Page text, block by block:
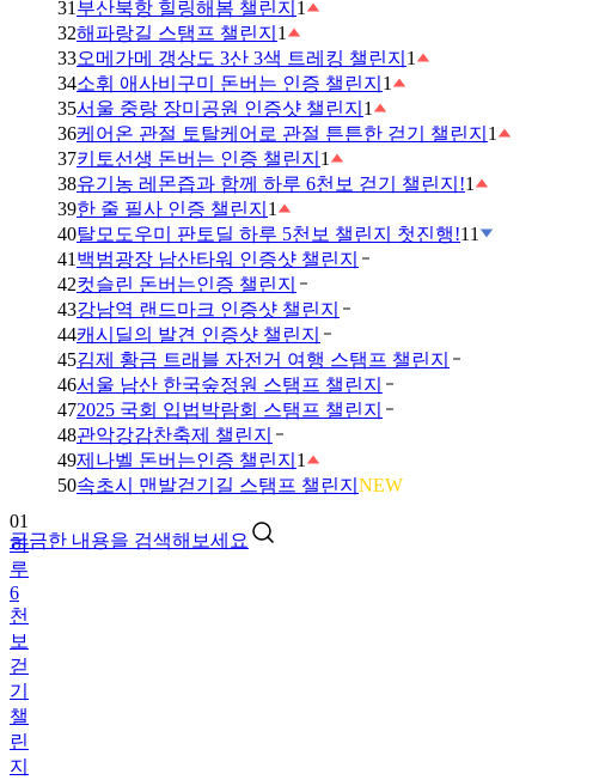
31 부산북항 힐링해봄 챌린지 1
32해파랑길 스탬프 챌린지 1
33오메가메 갱상도 3산 3색 트레킹 챌린지 1
34소휘 애사비구미 돈버는 인증 챌린지 1
35서울 중랑 장미공원 인증샷 챌린지 1
36케어온 관절 토탈케어로 관절 튼튼한 걷기 챌린지 1
37키토선생 돈버는 인증 챌린지 1
38유기농 레몬즙과 함께 하루 6천보 걷기 챌린지!1
39한 줄 필사 인증 챌린지 1
40탈모도우미 판토딜 하루 5천보 챌린지 첫진행!11
41 백범광장 남산타워 인증샷 챌린지
42컷슬린 돈버는인증 챌린지
43강남역 랜드마크 인증샷 챌린지
44캐시딜의 발견 인증샷 챌린지
45김제 황금 트래블 자전거 여행 스탬프 챌린지
46서울 남산 한국숲정원 스탬프 챌린지
472025 국회 입법박람회 스탬프 챌린지
48관악강감찬축제 챌린지
49제나벨 돈버는인증 챌린지 1
50속초시 맨발걷기길 스탬프 챌린지 NEW
궁금한 내용을 검색해보세요
루
6
천
보
걷
기
챌
린
지
02